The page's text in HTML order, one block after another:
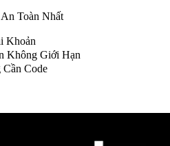
Toàn Nhất
Khoản
Không Giới Hạn
Code